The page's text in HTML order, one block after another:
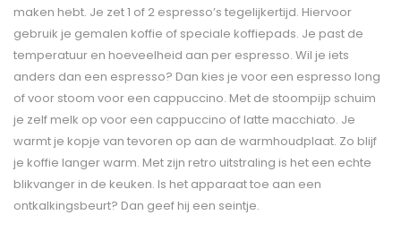
maken hebt. Je zet 1 of 2 espresso’s tegelijkertijd. Hiervoor
gebruik je gemalen koffie of speciale koffiepads. Je past de
temperatuur en hoeveelheid aan per espresso. Wil je iets
anders dan een espresso? Dan kies je voor een espresso long
of voor stoom voor een cappuccino. Met de stoompijp schuim
je zelf melk op voor een cappuccino of latte macchiato. Je
warmt je kopje van tevoren op aan de warmhoudplaat. Zo blijf
je koffie langer warm. Met zijn retro uitstraling is het een echte
blikvanger in de keuken. Is het apparaat toe aan een
ontkalkingsbeurt? Dan geef hij een seintje.